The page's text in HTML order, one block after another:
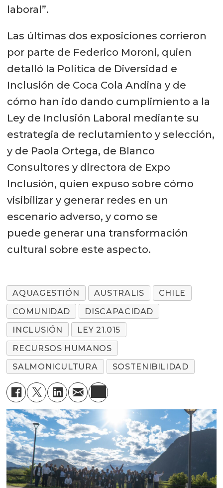
laboral”.
Las últimas dos exposiciones corrieron
por parte de Federico Moroni, quien
detalló la Política de Diversidad e
Inclusión de Coca Cola Andina y de
cómo han ido dando cumplimiento a la
Ley de Inclusión Laboral mediante su
estrategia de reclutamiento y selección,
y de Paola Ortega, de Blanco
Consultores y directora de Expo
Inclusión, quien expuso sobre cómo
visibilizar y generar redes en un
escenario adverso, y como se
puede generar una transformación
cultural sobre este aspecto.
AQUAGESTIÓN AUSTRALIS
CHILE
COMUNIDAD
DISCAPACIDAD
INCLUSIÓN
LEY 21.015
RECURSOS HUMANOS
SALMONICULTURA
SOSTENIBILIDAD